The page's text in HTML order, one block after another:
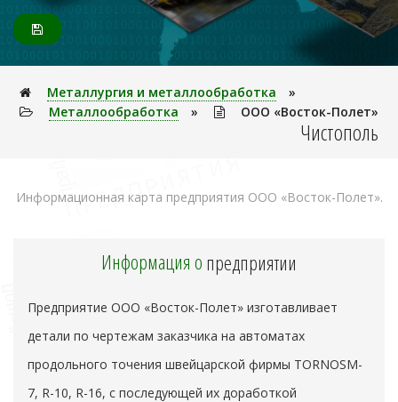
Металлуpгия и металлообработка
»
Металлообработка
» ООО «Восток-Полет»
Чистополь
Информационная карта предприятия ООО «Восток-Полет».
Информация опредприятии
Предприятие ООО «Восток-Полет» изготавливает
детали по чертежам заказчика на автоматах
продольного точения швейцарской фирмы ТORNOSM-
7, R-10, R-16, с последующей их доработкой